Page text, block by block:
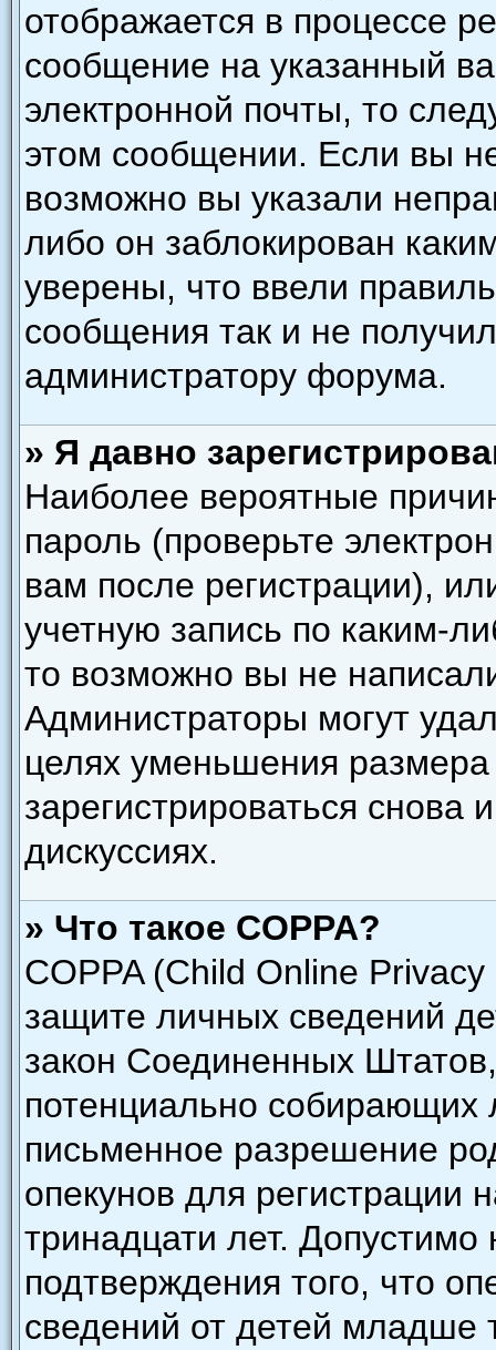
отображается в процессе
сообщение на указанный
электронной почты, то
этом сообщении. Если вы
возможно вы указали
либо он заблокирован
уверены, что ввели
сообщения так и не
администратору форума.
» Я давно
Наиболее вероятные
пароль (проверьте
вам после регистрации),
учетную запись по каким-
то возможно вы не
Администраторы могут
целях уменьшения
зарегистрироваться снова
дискуссиях.
» Что такое COPPA?
COPPA (Child Online
защите личных сведений
закон Соединенных
потенциально собирающих
письменное разрешение
опекунов для регистрации
тринадцати лет. Допустимо
подтверждения того, что
сведений от детей младше